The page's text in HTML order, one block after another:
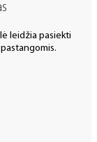
leidžia pasiekti